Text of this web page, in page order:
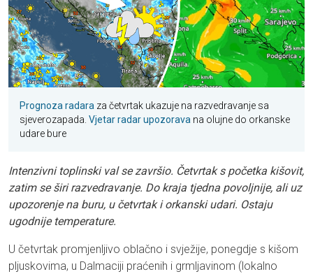
Prognoza radara za četvrtak ukazuje na razvedravanje sa
sjeverozapada. Vjetar radar upozorava na olujne do orkanske
udare bure
Intenzivni toplinski val se završio. Četvrtak s početka kišovit,
zatim se širi razvedravanje. Do kraja tjedna povoljnije, ali uz
upozorenje na buru, u četvrtak i orkanski udari. Ostaju
ugodnije temperature.
U četvrtak promjenljivo oblačno i svježije, ponegdje s kišom
pljuskovima, u Dalmaciji praćenih i grmljavinom (lokalno